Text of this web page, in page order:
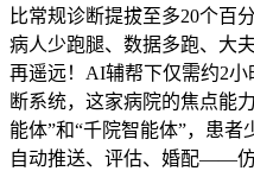
比常规诊断提拔至多20个百
病人少跑腿、数据多跑、大
再遥远！AI辅帮下仅需约2
断系统，这家病院的焦点能
能体”和“千院智能体”，患
自动推送、评估、婚配——